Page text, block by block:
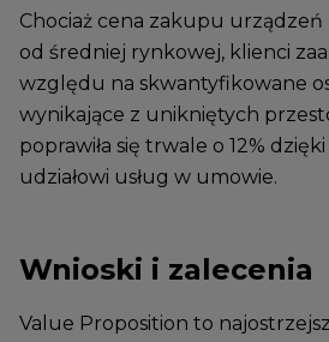
Chociaż cena zakupu urządzeń
od średniej rynkowej, klienci
względu na skwantyfikowane
wynikające z unikniętych
poprawiła się trwale o 12%
udziałowi usług w umowie.
Wnioski i zalecenia
Value Proposition to